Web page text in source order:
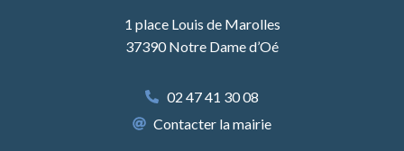
1 place Louis de Marolles
37390 Notre Dame d’Oé
02 47 41 30 08
Contacter la mairie